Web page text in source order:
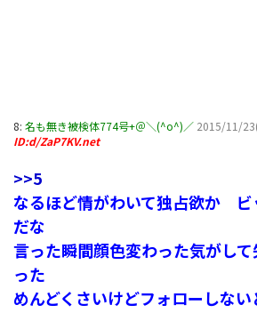
8: 名も無き被検体774号+＠＼(^o^)／ 2015/11/
ID:d/ZaP7KV.net
>>5
なるほど情がわいて独占欲か ビ
だな
言った瞬間顔色変わった気がし
った
めんどくさいけどフォローしない